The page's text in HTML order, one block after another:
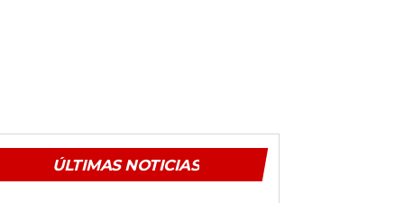
ÚLTIMAS NOTICIAS